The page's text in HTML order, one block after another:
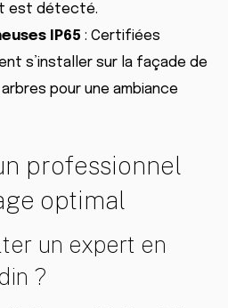
est détecté.
IP65 : Certifiées
s’installer sur la façade de
pour une ambiance
professionnel
optimal
un expert en
?